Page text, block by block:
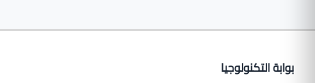
بوابة التكنولوجيا